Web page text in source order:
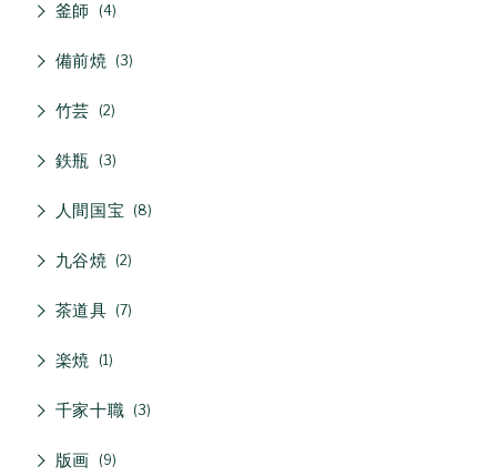
釜師 4
備前焼 3
竹芸 2
鉄瓶 3
人間国宝 8
九谷焼 2
茶道具 7
楽焼 1
千家十職 3
版画 9